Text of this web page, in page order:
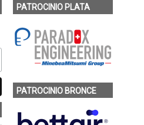
PATROCINIO PLATA
PATROCINIO BRONCE